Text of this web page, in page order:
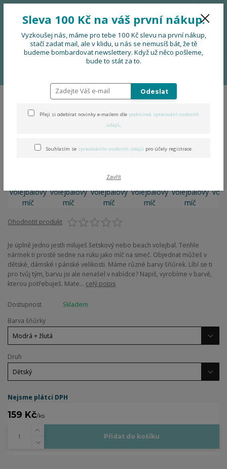
Menu
0 Kč
Náramek volejbalový míč
Ohodnotit produkt
Je úplně jedno jestli miluješ šetskový nebo beach volejbal. Tenhle
nármek ti prostě sedne na ruku jako míč na smeč. Objednat můžeš v
dětské, dámské i pánské velikosti. Máme různé barvy šňůrek. Líbí se ti
pro tvůj tým, barvu jsi ale nenašel v nabídce? Napiš, vyrobíme v barvě,
kterou potřebuješ. Mate... celý popis
Dostupnost
Skladem
Barva šňůrky
Druh
Nejsme plátci DPH
159 Kč/ks
Přidat do košíku
Sleva 100 Kč na váš první nákup.
Vyzkoušej nás, máme pro tebe 100 Kč slevu na první nákup,
stačí zadat mail, ale v klidu, u nás se nemusíš bát, že tě
budeme bombardovat newslettery. Když už něco pošleme,
bude to stát za to.
Odeslat
Přeji si odebírat novinky e-mailem dle podmínek zpracování osobních
údajů.
Souhlasím se zpracováním osobních údajů pro účely registrace.
Zavřít